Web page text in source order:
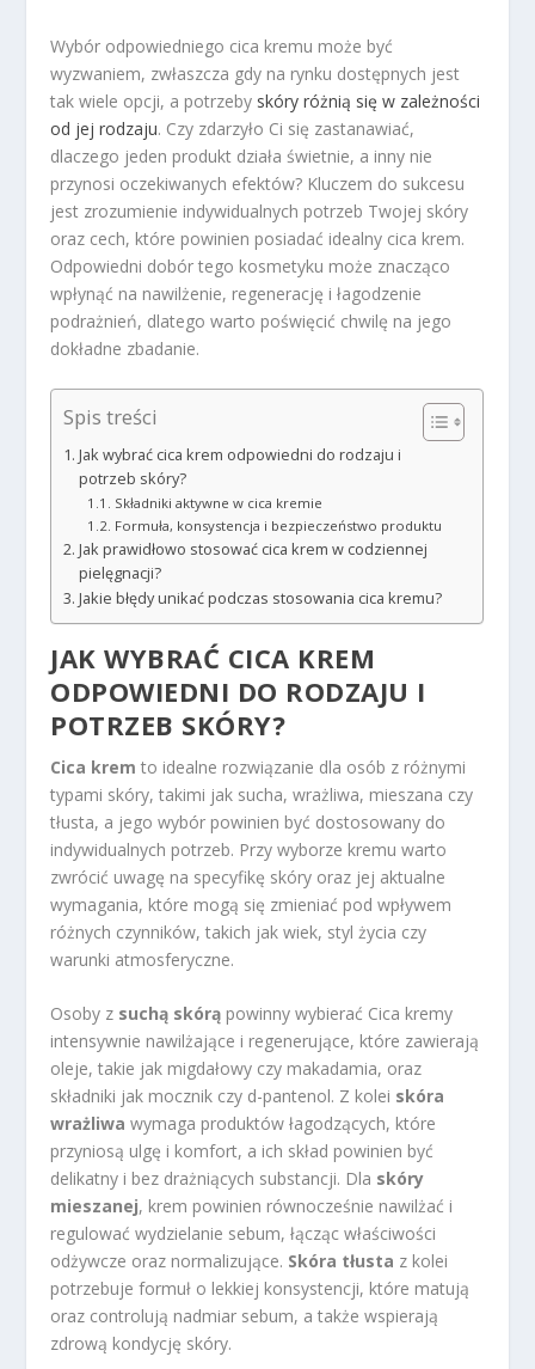
Wybór odpowiedniego cica kremu może być
wyzwaniem, zwłaszcza gdy na rynku dostępnych jest
tak wiele opcji, a potrzeby skóry różnią się w zależności
od jej rodzaju. Czy zdarzyło Ci się zastanawiać,
dlaczego jeden produkt działa świetnie, a inny nie
przynosi oczekiwanych efektów? Kluczem do sukcesu
jest zrozumienie indywidualnych potrzeb Twojej skóry
oraz cech, które powinien posiadać idealny cica krem.
Odpowiedni dobór tego kosmetyku może znacząco
wpłynąć na nawilżenie, regenerację i łagodzenie
podrażnień, dlatego warto poświęcić chwilę na jego
dokładne zbadanie.
Spis treści
Jak wybrać cica krem odpowiedni do rodzaju i
potrzeb skóry?
Składniki aktywne w cica kremie
Formuła, konsystencja i bezpieczeństwo produktu
Jak prawidłowo stosować cica krem w codziennej
pielęgnacji?
Jakie błędy unikać podczas stosowania cica kremu?
JAK WYBRAĆ CICA KREM
ODPOWIEDNI DO RODZAJU I
POTRZEB SKÓRY?
Cica krem to idealne rozwiązanie dla osób z różnymi
typami skóry, takimi jak sucha, wrażliwa, mieszana czy
tłusta, a jego wybór powinien być dostosowany do
indywidualnych potrzeb. Przy wyborze kremu warto
zwrócić uwagę na specyfikę skóry oraz jej aktualne
wymagania, które mogą się zmieniać pod wpływem
różnych czynników, takich jak wiek, styl życia czy
warunki atmosferyczne.
Osoby z suchą skórą powinny wybierać Cica kremy
intensywnie nawilżające i regenerujące, które zawierają
oleje, takie jak migdałowy czy makadamia, oraz
składniki jak mocznik czy d-pantenol. Z kolei skóra
wrażliwa wymaga produktów łagodzących, które
przyniosą ulgę i komfort, a ich skład powinien być
delikatny i bez drażniących substancji. Dla skóry
mieszanej, krem powinien równocześnie nawilżać i
regulować wydzielanie sebum, łącząc właściwości
odżywcze oraz normalizujące. Skóra tłusta z kolei
potrzebuje formuł o lekkiej konsystencji, które matują
oraz controlują nadmiar sebum, a także wspierają
zdrową kondycję skóry.